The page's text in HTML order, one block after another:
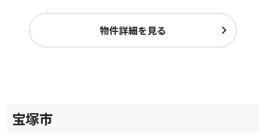
物件詳細を見る
宝塚市